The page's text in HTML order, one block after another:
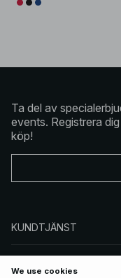
Ta del av
events. Registrera
köp!
KUNDTJÄNST